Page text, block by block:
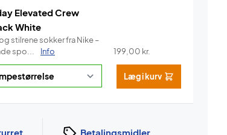
Elevated Crew
White
stilrene sokker fra Nike –
spo...
Info 199,00 kr.
Læg i kurv
Betalingsmidler